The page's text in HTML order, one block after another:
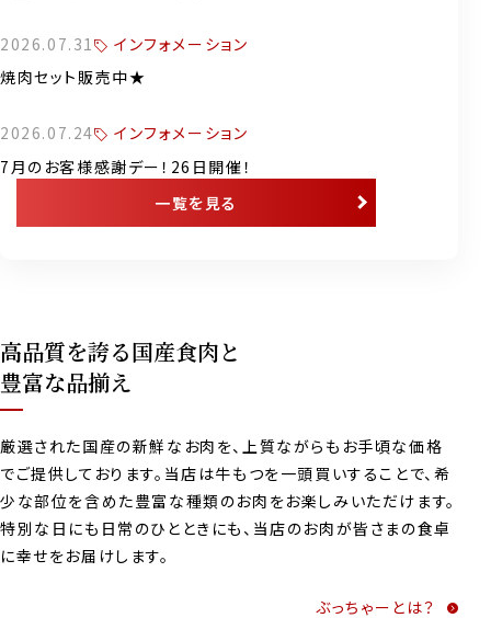
一覧を見る
2026.07.31
インフォメーション
焼肉セット販売中★
2026.07.24
インフォメーション
7月のお客様感謝デー！26日開催！
高品質を誇る国産食肉と
豊富な品揃え
厳選された国産の新鮮なお肉を、上質ながらもお手頃な価格
でご提供しております。当店は牛もつを一頭買いすることで、希
少な部位を含めた豊富な種類のお肉をお楽しみいただけます。
特別な日にも日常のひとときにも、当店のお肉が皆さまの食卓
に幸せをお届けします。
ぶっちゃーとは？